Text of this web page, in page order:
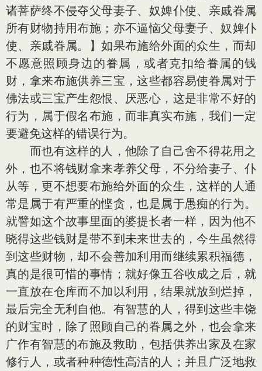
诸菩萨终不侵夺父母妻子、奴婢仆使、亲戚眷属
所有财物持用布施；亦不逼恼父母妻子、奴婢仆
使、亲戚眷属。】如果布施给外面的众生，而却
不愿意照顾身边的眷属，或者克扣给眷属的钱
财，拿来布施供养三宝，这些都容易使眷属对于
佛法或三宝产生怨恨、厌恶心，这是非常不好的
行为，属于假名布施，而非真实布施，我们一定
要避免这样的错误行为。
而也有这样的人，他除了自己舍不得花用之
外，也不将钱财拿来孝养父母，不分给妻子、仆
从等，更不想要布施给外面的众生，这样的人通
常是属于有严重的悭贪，也是属于愚痴的行为。
就譬如这个故事里面的婆提长者一样，因为他不
晓得这些钱财是带不到未来世去的，今生虽然得
到这些财物，却不会善加利用而继续累积福德，
真的是很可惜的事情；就好像五谷收成之后，就
一直放在仓库而不加以利用，结果就放到烂掉，
最后完全无利自他。有智慧的人，得到这些丰饶
的财宝时，除了照顾自己的眷属之外，也会拿来
广作有智慧的布施及救助，包括供养出家及在家
修行人，或者种种德性高洁的人；并且广泛地救